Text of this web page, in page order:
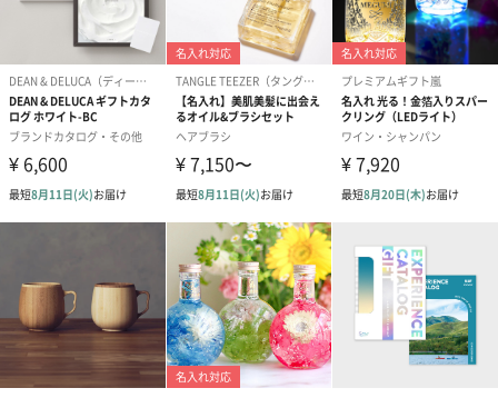
プリザーブドフラワー
ブーケ（ピンク）
（2,580円）
プリザーブドフラワー
ブーケ（ブルー）
（2,580円）
アミュレット
ク）（1,500円
愛らしいぬいぐるみを同梱してお届けします。
誕生日・記念日・出産祝いなどのシーンにおすすめです。